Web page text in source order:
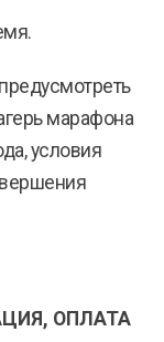
марафона
условия
ОПЛАТА